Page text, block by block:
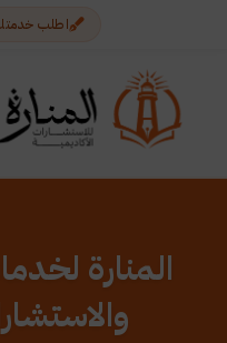
اطلب
المنارة